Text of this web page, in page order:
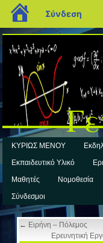
ΚΥΡΙΩΣ ΜΕΝΟΥ
Εκπαιδευτικό Υλικό
Μαθητές
Νομοθεσία
Σύνδεσμοι
← Ειρήνη – Πόλεμος
Ερευνητική
blogs.sch.gr
Σύνδεση